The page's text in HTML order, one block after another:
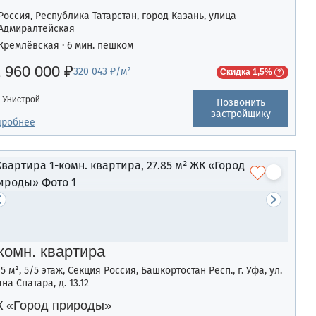
Республика Татарстан, город Казань, улица
· 6 мин. пешком
960 000 ₽320 043 ₽/м² Скидка 1,5%
Унистрой
Позвонить
застройщику
квартира
м², 5/5 этаж, Секция Россия, Башкортостан Респ., г. Уфа, ул.
Спатара, д. 13.12
природы»